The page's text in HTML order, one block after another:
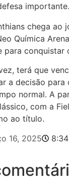
importante.
chega ao
Química
para conquistar
terá que
a decisão para
normal. A
com a
ao título.
16, 2025